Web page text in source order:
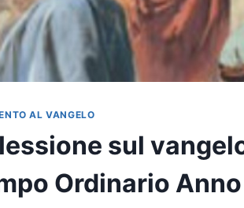
AL VANGELO
sul
Ordinario